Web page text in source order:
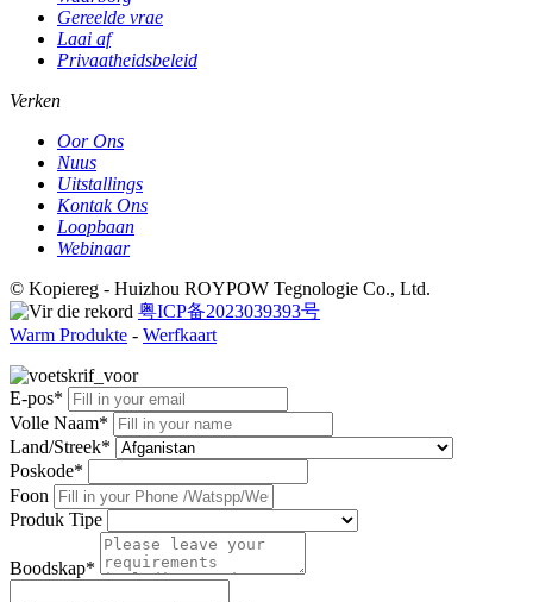
Gereelde vrae
Laai af
Privaatheidsbeleid
Verken
Oor Ons
Nuus
Uitstallings
Kontak Ons
Loopbaan
Webinaar
© Kopiereg - Huizhou ROYPOW Tegnologie Co., Ltd.
粤ICP备2023039393号
Warm Produkte - Werfkaart
E-pos*
Volle Naam*
Land/Streek*
Poskode*
Foon
Produk Tipe
Boodskap*